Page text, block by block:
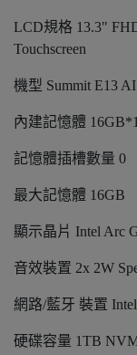
LCD規格 13.3"
Touchscreen
機型 Summit E13
內建記憶體
記憶體插槽數量 0
最大記憶體 16GB
顯示晶片 Intel Arc
音效裝置 2x 2W
網路/藍牙 裝置
硬碟容量 1TB